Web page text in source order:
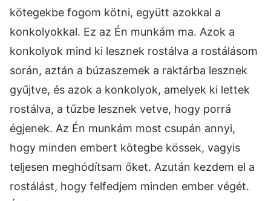
kötegekbe fogom kötni, együtt azokkal a
konkolyokkal. Ez az Én munkám ma. Azok a
konkolyok mind ki lesznek rostálva a rostálásom
során, aztán a búzaszemek a raktárba lesznek
gyűjtve, és azok a konkolyok, amelyek ki lettek
rostálva, a tűzbe lesznek vetve, hogy porrá
égjenek. Az Én munkám most csupán annyi,
hogy minden embert kötegbe kössek, vagyis
teljesen meghódítsam őket. Azután kezdem el a
rostálást, hogy felfedjem minden ember végét.